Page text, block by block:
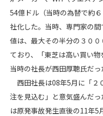
54億ドル（当時の為替で約
社化した。当時、専門家の
値は、最大その半分の３０
ており、「東芝は高い買い
当時の社長が西田厚聰氏だっ
西田社長は08年5月に「２
注を見込む」と意気盛んだ
は原発事故発生直後の11年5